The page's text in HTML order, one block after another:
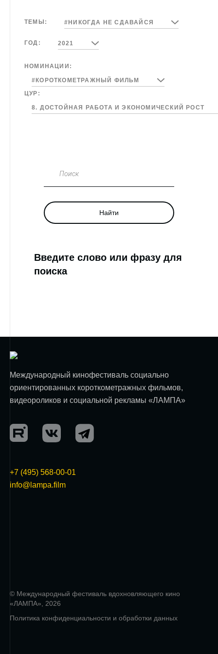
ТЕМЫ: #НИКОГДА НЕ СДАВАЙСЯ
ГОД: 2021
НОМИНАЦИИ:
#КОРОТКОМЕТРАЖНЫЙ ФИЛЬМ
ЦУР:
8. ДОСТОЙНАЯ РАБОТА И ЭКОНОМИЧЕСКИЙ РОСТ
Поиск
Найти
Введите слово или фразу для
поиска
Международный кинофестиваль социально
ориентированных короткометражных фильмов,
видеороликов и социальной рекламы «ЛАМПА»
+7 (495) 568-00-01
info@lampa.film
© Международный фестиваль вдохновляющего кино
«ЛАМПА», 2026
Политика конфиденциальности и обработки данных